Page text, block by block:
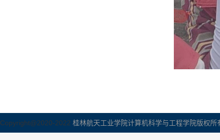
Copyright@2020-2022 桂林航天工业学院计算机科学与工程学院版权